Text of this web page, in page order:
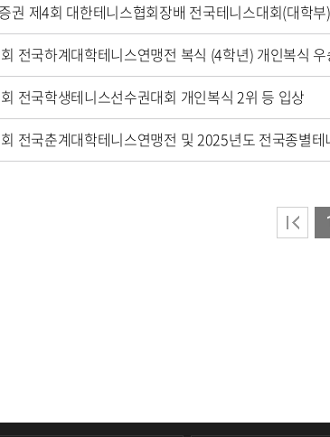
권 제4회 대한테니스협회장배 전국테니스대회(대학
전국하계대학테니스연맹전 복식 (4학년) 개인복식
전국학생테니스선수권대회 개인복식 2위 등 입상
1